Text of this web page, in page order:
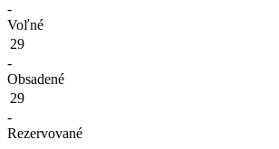
-
Voľné
29
-
Obsadené
29
-
Rezervované